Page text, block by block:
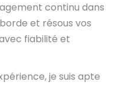
continu dans
et résous vos
fiabilité et
je suis apte